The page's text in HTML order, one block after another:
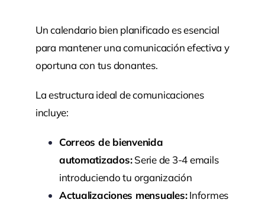
Un calendario bien planificado es esencial
para mantener una comunicación efectiva y
oportuna con tus donantes.
La estructura ideal de comunicaciones
incluye:
Correos de bienvenida
automatizados:Serie de 3-4 emails
introduciendo tu organización
Actualizaciones mensuales:Informes